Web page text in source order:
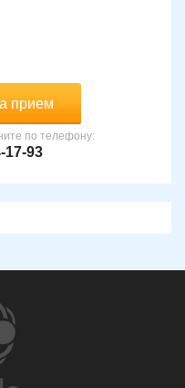
прием
по телефону:
17-93